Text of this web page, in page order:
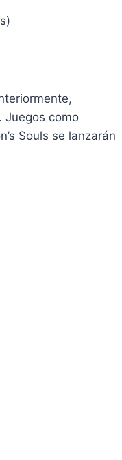
Juegos como
Souls se lanzarán